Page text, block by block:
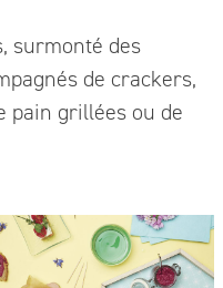
surmonté des
de crackers,
pain grillées ou de